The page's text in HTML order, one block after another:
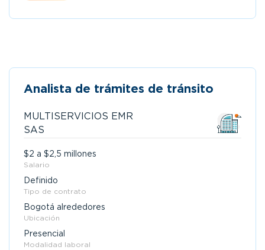
Analista de trámites de tránsito
MULTISERVICIOS EMR
SAS
$2 a $2,5 millones
Salario
Definido
Tipo de contrato
Bogotá alrededores
Ubicación
Presencial
Modalidad laboral